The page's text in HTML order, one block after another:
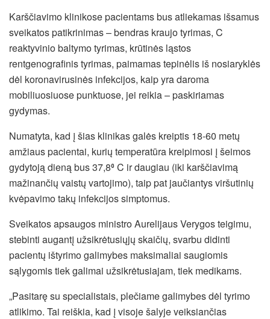
Karščiavimo klinikose pacientams bus atliekamas išsamus
sveikatos patikrinimas – bendras kraujo tyrimas, C
reaktyvinio baltymo tyrimas, krūtinės ląstos
rentgenografinis tyrimas, paimamas tepinėlis iš nosiaryklės
dėl koronavirusinės infekcijos, kaip yra daroma
mobiliuosiuose punktuose, jei reikia – paskiriamas
gydymas.
Numatyta, kad į šias klinikas galės kreiptis 18-60 metų
amžiaus pacientai, kurių temperatūra kreipimosi į šeimos
gydytoją dieną bus 37,8⁰ C ir daugiau (iki karščiavimą
mažinančių vaistų vartojimo), taip pat jaučiantys viršutinių
kvėpavimo takų infekcijos simptomus.
Sveikatos apsaugos ministro Aurelijaus Verygos teigimu,
stebinti augantį užsikrėtusiųjų skaičių, svarbu didinti
pacientų ištyrimo galimybes maksimaliai saugiomis
sąlygomis tiek galimai užsikrėtusiajam, tiek medikams.
„Pasitarę su specialistais, plečiame galimybes dėl tyrimo
atlikimo. Tai reiškia, kad į visoje šalyje veiksiančias